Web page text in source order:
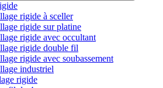
rigide à sceller
rigide sur platine
rigide avec occultant
rigide double fil
rigide avec soubassement
industriel
rigide